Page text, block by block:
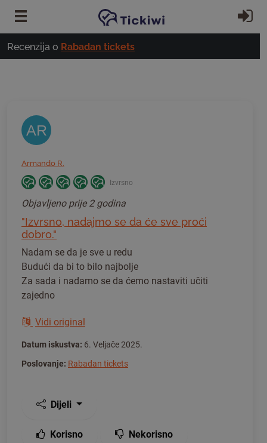
Preskoči na glavni sadržaj
Recenzija o Rabadan tickets
AR
Armando R.
Izvrsno
Objavljeno prije 2 godina
"Izvrsno, nadajmo se da će sve proći
dobro."
Nadam se da je sve u redu
Budući da bi to bilo najbolje
Za sada i nadamo se da ćemo nastaviti učiti
zajedno
Vidi original
Datum iskustva: 6. Veljače 2025.
Poslovanje: Rabadan tickets
Dijeli
Korisno Nekorisno